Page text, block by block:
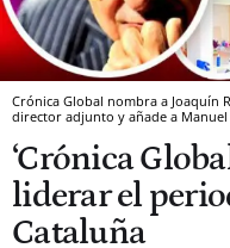
Crónica Global nombra a Joaquín
director adjunto y añade a
‘Crónica
liderar el
Cataluña